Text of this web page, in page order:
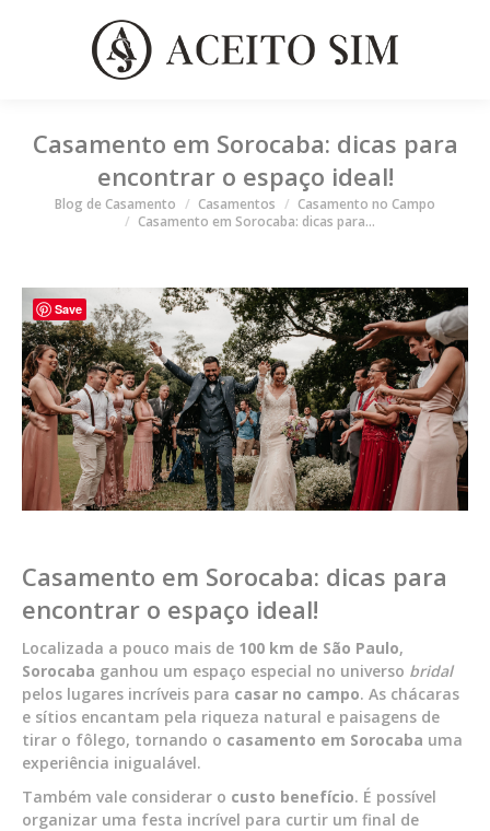
Casamento em Sorocaba: dicas para
encontrar o espaço ideal!
Você está aqui
Blog de Casamento Casamentos
Casamento no Campo
Casamento em Sorocaba: dicas para…
Casamento em Sorocaba: dicas para
encontrar o espaço ideal!
Localizada a pouco mais de 100 km de São Paulo,
Sorocaba ganhou um espaço especial no universo bridal
pelos lugares incríveis para casar no campo. As chácaras
e sítios encantam pela riqueza natural e paisagens de
tirar o fôlego, tornando o casamento em Sorocaba uma
experiência inigualável.
Também vale considerar o custo benefício. É possível
organizar uma festa incrível para curtir um final de
Save